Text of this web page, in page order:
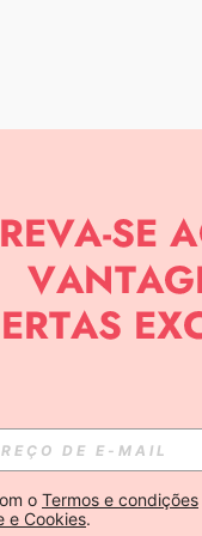
APP
SOBRE SHEIN.
o Termos e condições
e Cookies.